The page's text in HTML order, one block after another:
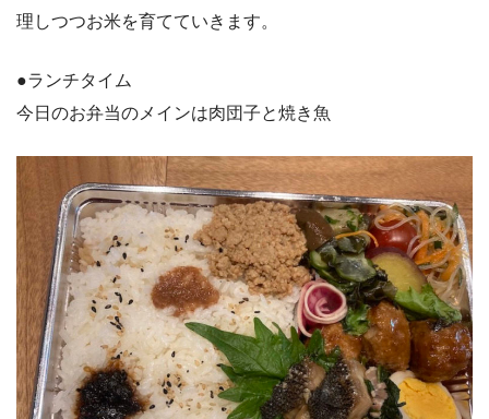
理しつつお米を育てていきます。
●ランチタイム
今日のお弁当のメインは肉団子と焼き魚